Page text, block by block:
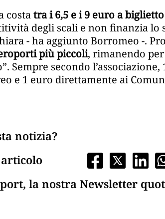
costatra i 6,5 e i 9 euro a biglietto
degli scali e non finanzia lo
- ha aggiunto Borromeo -.
più piccoli, rimanendo
Sempre secondo
e 1 euro direttamente ai
notizia?
la nostra Newsletter